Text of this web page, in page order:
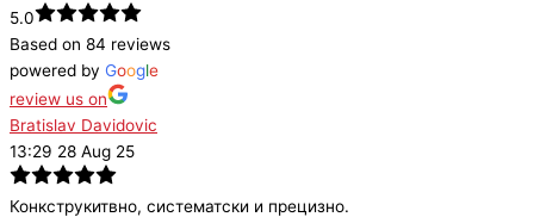
5.0
Based on 84 reviews
powered by Google
review us on
Bratislav Davidovic
13:29 28 Aug 25
Конкструкитвно, систематски и прецизно.